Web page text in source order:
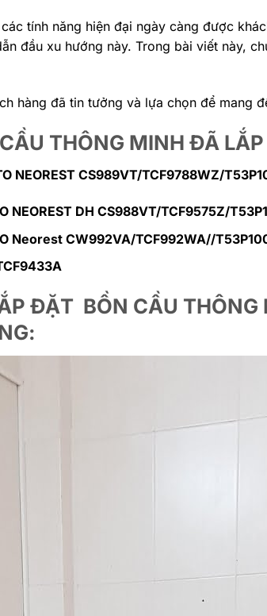
tính năng hiện đại ngày càng được
đầu xu hướng này. Trong bài viết này,
hàng đã tin tưởng và lựa chọn để mang
THÔNG MINH ĐÃ
NEOREST CS989VT/TCF9788WZ/
NEOREST DH CS988VT/TCF9575Z/
Neorest CW992VA/TCF992WA//
ĐẶT BỒN CẦU